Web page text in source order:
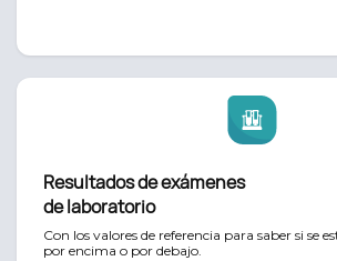
Resultados de exámenes
de laboratorio
Con los valores de referencia para saber si se
por encima o por debajo.